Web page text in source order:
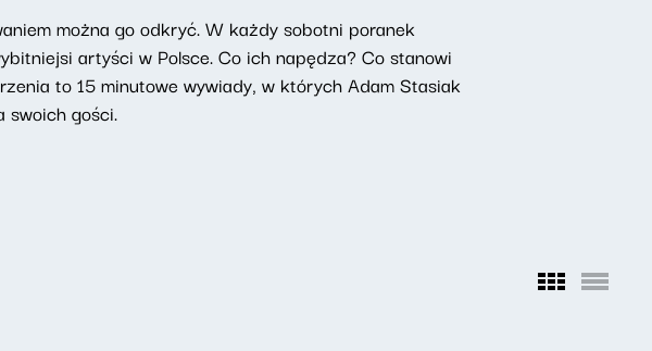
można go odkryć. W każdy sobotni poranek
artyści w Polsce. Co ich napędza? Co stanowi
to 15 minutowe wywiady, w których Adam Stasiak
swoich gości.